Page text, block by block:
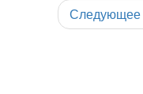
Следующее